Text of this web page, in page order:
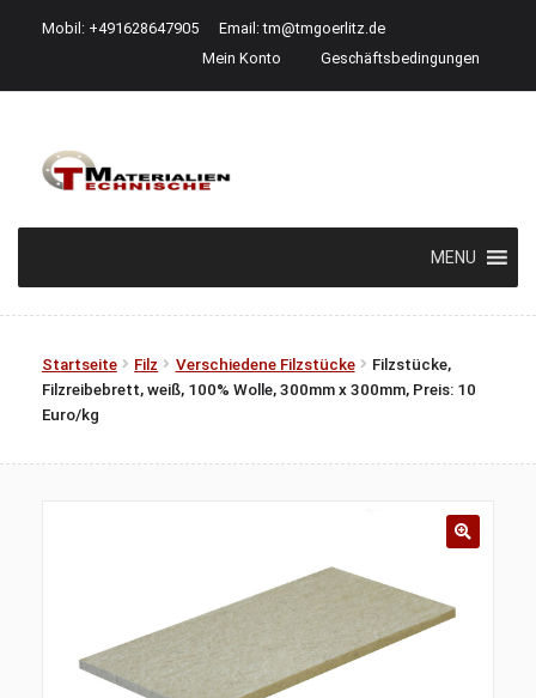
Mobil: +491628647905 Email:tm@tmgoerlitz.de
Mein Konto
Geschäftsbedingungen
Zur
Navigation
Zum
Inhalt
MENU
Startseite Filz Verschiedene Filzstücke
Filzstücke,
Filzreibebrett, weiß, 100% Wolle, 300mm x 300mm, Preis: 10
Euro/kg